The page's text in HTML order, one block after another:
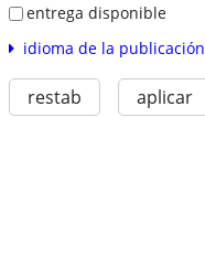
entrega disponible
idioma de la publicación
restab aplicar